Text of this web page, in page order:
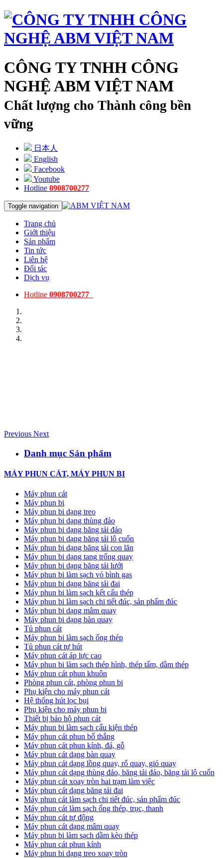
CÔNG TY TNHH CÔNG
NGHỆ ABM VIỆT NAM
Chất lượng cho Thành công bền
vững
日本人
English
Facebook
Youtube
Hotline 0908700277
Toggle navigation
Trang chủ
Giới thiệu
Sản phẩm
Tin tức
Liên hệ
Đối tác
Dịch vụ
Hotline 0908700277
Previous Next
Danh mục Sản phẩm
MÁY PHUN CÁT, MÁY PHUN BI
Máy phun cát
Máy phun bi
Máy phun bi dạng treo
Máy phun bi dạng thùng đảo
Máy phun bi dạng băng tải đảo
Máy phun bi dạng băng tải lô cuốn
Máy phun bi dạng băng tải con lăn
Máy phun bi dạng tang trống quay
Máy phun bi dạng băng tải lưới
Máy phun bi làm sạch vỏ bình gas
Máy phun bi dạng băng tải đai
Máy phun bi làm sạch kết cấu thép
Máy phun bi làm sạch chi tiết đúc, sản phẩm đúc
Máy phun bi dạng mâm quay
Máy phun bi dạng bàn quay
Tủ phun cát
Máy phun bi làm sạch ống thép
Tủ phun cát tự hút
Máy phun cát áp lực cao
Máy phun bi làm sạch thép hình, thép tấm, dầm thép
Máy phun cát phun khuôn
Phòng phun cát, phòng phun bi
Phụ kiện cho máy phun cát
Hệ thống hút lọc bụi
Phụ kiện cho máy phun bi
Thiết bị bảo hộ phun cát
Máy phun bi làm sạch cấu kiện thép
Máy phun cát phun bố thắng
Máy phun cát phun kính, đá, gỗ
Máy phun cát dạng bàn quay
Máy phun cát dạng lồng quay, rổ quay, giỏ quay
Máy phun cát dạng thùng đảo, băng tải đảo, băng tải lô cuốn
Máy phun cát xoay tròn hai trạm làm việc
Máy phun cát dạng băng tải đai
​Máy phun cát làm sạch chi tiết đúc, sản phẩm đúc
Máy phun cát làm sạch ống thép, trục, thanh
Máy phun cát tự động
​Máy phun cát dạng mâm quay
Máy phun bi làm sạch dầm kèo thép
Máy phun cát phun kính
Máy phun bi dạng treo xoay tròn